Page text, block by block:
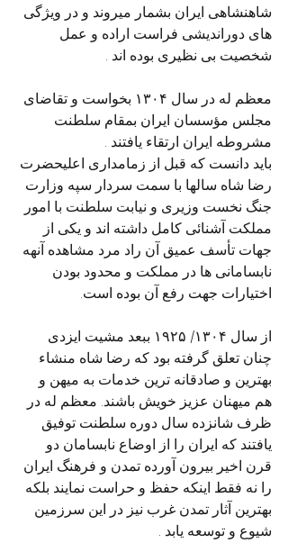
شاهنشاهی ایران بشمار میروند و در ویژگی
های دوراندیشی فراست اراده و عمل
شخصیت بی نظیری بوده اند .
معظم له در سال ۱۳۰۴ بخواست و تقاضای
مجلس مؤسسان ایران بمقام سلطنت
مشروطه ایران ارتقاء یافتند .
باید دانست که قبل از زمامداری اعلیحضرت
رضا شاه سالها با سمت سردار سپه وزارت
جنگ نخست وزیری و نیابت سلطنت با امور
مملکت آشنائی کامل داشته اند و یکی از
جهات تأسف عمیق آن راد مرد مشاهده آنهه
نابسامانی ها در مملکت و محدود بودن
اختیارات جهت رفع آن بوده است.
از سال ۱۳۰۴/ ۱۹۲۵ ببعد مشیت ایزدی
چنان تعلق گرفته بود که رضا شاه منشاء
بهترین و صادقانه ترین خدمات به میهن و
هم میهنان عزیز خویش باشند. معظم له در
ظرف شانزده سال دوره سلطنت توفیق
یافتند که ایران را از اوضاع نابسامان دو
قرن اخیر بیرون آورده تمدن و فرهنگ ایران
را نه فقط اینکه حفظ و حراست نمایند بلکه
بهترین آثار تمدن غرب نیز در این سرزمین
شیوع و توسعه یابد .